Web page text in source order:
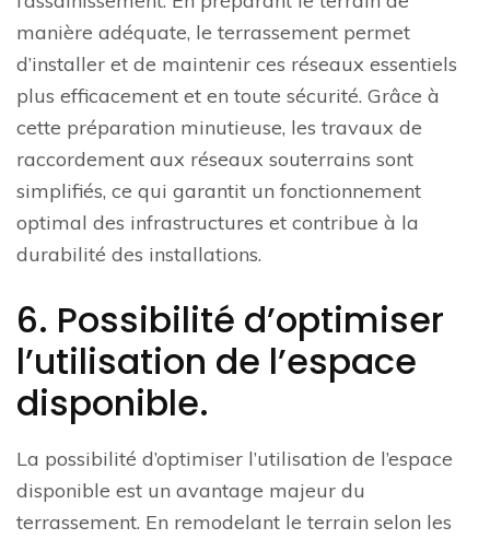
manière adéquate, le terrassement permet
d’installer et de maintenir ces réseaux essentiels
plus efficacement et en toute sécurité. Grâce à
cette préparation minutieuse, les travaux de
raccordement aux réseaux souterrains sont
simplifiés, ce qui garantit un fonctionnement
optimal des infrastructures et contribue à la
durabilité des installations.
6. Possibilité d’optimiser
l’utilisation de l’espace
disponible.
La possibilité d’optimiser l’utilisation de l’espace
disponible est un avantage majeur du
terrassement. En remodelant le terrain selon les